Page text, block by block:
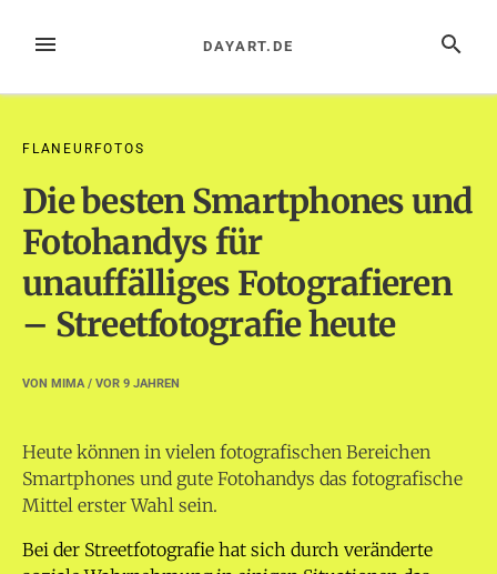
InhaltMENÜ SUCHE
DAYART.DE
FLANEURFOTOS
Die besten Smartphones und
Fotohandys für
unauffälliges Fotografieren
– Streetfotografie heute
VON MIMA/ VOR 9 JAHREN
Heute können in vielen fotografischen Bereichen
Smartphones und gute Fotohandys das fotografische
Mittel erster Wahl sein.
Bei der Streetfotografie hat sich durch veränderte